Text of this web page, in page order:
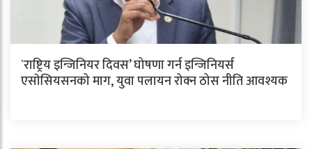
`राष्ट्रिय इन्जिनियर दिवस’ घोषणा गर्न इन्जिनियर्स
एसाेसियसनको माग, युवा पलायन रोक्न ठोस नीति आवश्यक